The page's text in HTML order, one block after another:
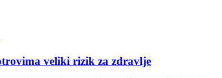
veliki rizik za zdravlje